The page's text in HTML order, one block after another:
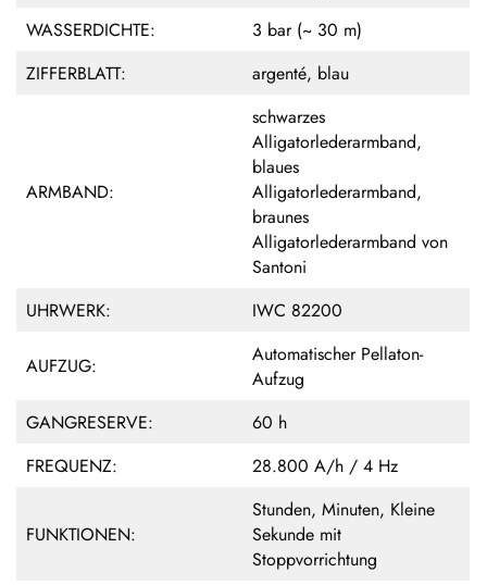
WASSERDICHTE:
3 bar (~ 30 m)
ZIFFERBLATT:
argenté, blau
ARMBAND:
schwarzes
Alligatorlederarmband,
blaues
Alligatorlederarmband,
braunes
Alligatorlederarmband von
Santoni
UHRWERK:
IWC 82200
AUFZUG:
Automatischer Pellaton-
Aufzug
GANGRESERVE:
60 h
FREQUENZ:
28.800 A/h / 4 Hz
FUNKTIONEN:
Stunden, Minuten, Kleine
Sekunde mit
Stoppvorrichtung